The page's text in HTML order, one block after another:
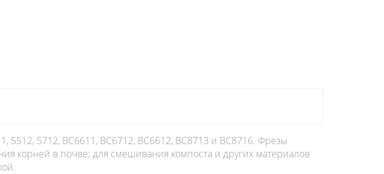
5512, 5712, BC6611, BC6712, BC6612, BC8713 и BC8716. Фрезы
корней в почве; для смешивания компоста и других материалов